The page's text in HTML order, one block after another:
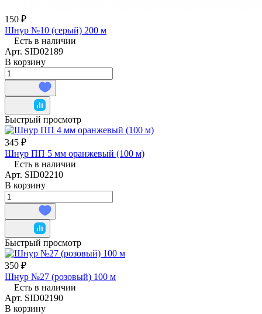
150 ₽
Шнур №10 (серый) 200 м
Есть в наличии
Арт. SID02189
В корзину
Быстрый просмотр
345 ₽
Шнур ПП 5 мм оранжевый (100 м)
Есть в наличии
Арт. SID02210
В корзину
Быстрый просмотр
350 ₽
Шнур №27 (розовый) 100 м
Есть в наличии
Арт. SID02190
В корзину